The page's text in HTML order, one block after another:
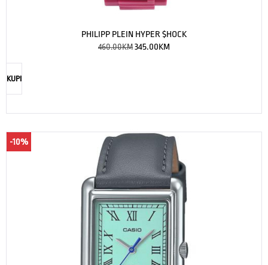
PHILIPP PLEIN HYPER $HOCK
460.00KM345.00KM
KUPI
-10%